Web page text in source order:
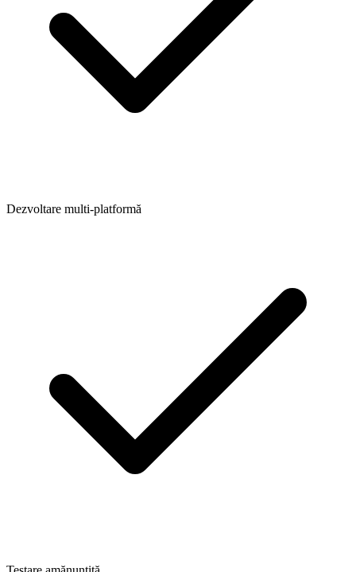
Dezvoltare multi-platformă